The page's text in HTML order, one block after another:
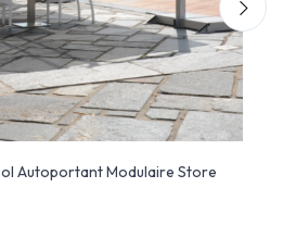
Autoportant Modulaire Store